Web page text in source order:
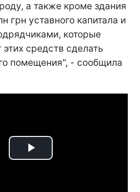
а также кроме здания
грн уставного капитала и
которые
этих средств сделать
помещения", - сообщила
Play